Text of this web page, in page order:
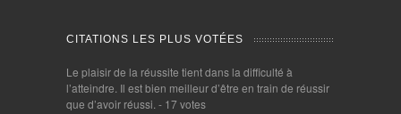
CITATIONS LES PLUS VOTÉES
Le plaisir de la réussite tient dans la difficulté à
l’atteindre. Il est bien meilleur d’être en train de réussir
que d’avoir réussi. - 17 votes